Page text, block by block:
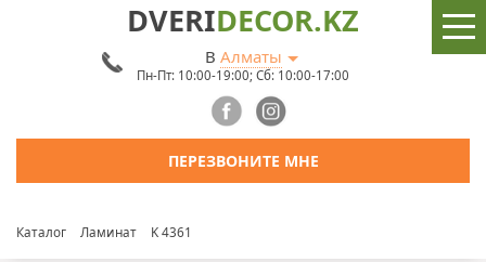
DVERIDECOR.KZ
В Алматы
Пн-Пт: 10:00-19:00; Сб: 10:00-17:00
ПЕРЕЗВОНИТЕ МНЕ
Каталог Ламинат K 4361